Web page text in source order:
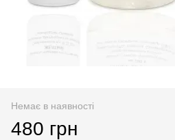
Немає в наявності
480 грн